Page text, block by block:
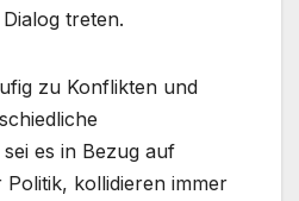
treten.
zu Konflikten und
es in Bezug auf
kollidieren immer